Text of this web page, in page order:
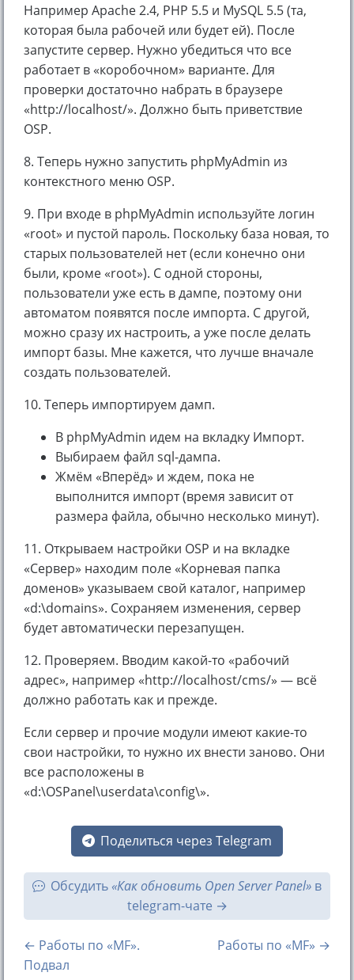
Например Apache 2.4, PHP 5.5 и MySQL 5.5 (та,
которая была рабочей или будет ей). После
запустите сервер. Нужно убедиться что все
работает в «коробочном» варианте. Для
проверки достаточно набрать в браузере
«http://localhost/». Должно быть приветствие
OSP.
8. Теперь нужно запустить phpMyAdmin из
контекстного меню OSP.
9. При входе в phpMyAdmin используйте логин
«root» и пустой пароль. Поскольку база новая, то
старых пользователей нет (если конечно они
были, кроме «root»). С одной стороны,
пользователи уже есть в дампе, поэтому они
автоматом появятся после импорта. С другой,
можно сразу их настроить, а уже после делать
импорт базы. Мне кажется, что лучше вначале
создать пользователей.
10. Теперь импортируем дамп.
В phpMyAdmin идем на вкладку Импорт.
Выбираем файл sql-дампа.
Жмём «Вперёд» и ждем, пока не
выполнится импорт (время зависит от
размера файла, обычно несколько минут).
11. Открываем настройки OSP и на вкладке
«Сервер» находим поле «Корневая папка
доменов» указываем свой каталог, например
«d:\domains». Сохраняем изменения, сервер
будет автоматически перезапущен.
12. Проверяем. Вводим какой-то «рабочий
адрес», например «http://localhost/cms/» — всё
должно работать как и прежде.
Если сервер и прочие модули имеют какие-то
свои настройки, то нужно их внести заново. Они
все расположены в
«d:\OSPanel\userdata\config\».
Поделиться через Telegram
Обсудить «Как обновить Open Server Panel» в
telegram-чате
← Работы по «MF».
Подвал
Работы по «MF» →